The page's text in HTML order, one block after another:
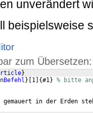
unverändert
beispielsweise
zum Übersetzen:
}
} 1 {#1} % bitte
gemauert in der Erden